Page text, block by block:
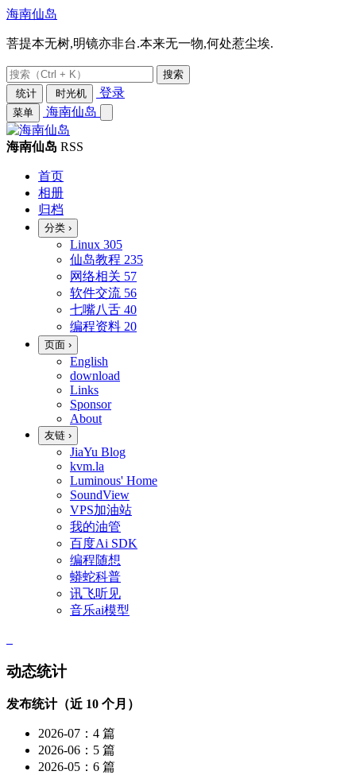
海南仙岛
菩提本无树,明镜亦非台.本来无一物,何处惹尘埃.
搜索
统计
时光机 登录
菜单 海南仙岛
海南仙岛 RSS
首页
相册
归档
分类 ›
Linux 305
仙岛教程 235
网络相关 57
软件交流 56
七嘴八舌 40
编程资料 20
页面 ›
English
download
Links
Sponsor
About
友链 ›
JiaYu Blog
kvm.la
Luminous' Home
SoundView
VPS加油站
我的油管
百度Ai SDK
编程随想
蟒蛇科普
讯飞听见
音乐ai模型
动态统计
发布统计（近 10 个月）
2026-07：4 篇
2026-06：5 篇
2026-05：6 篇